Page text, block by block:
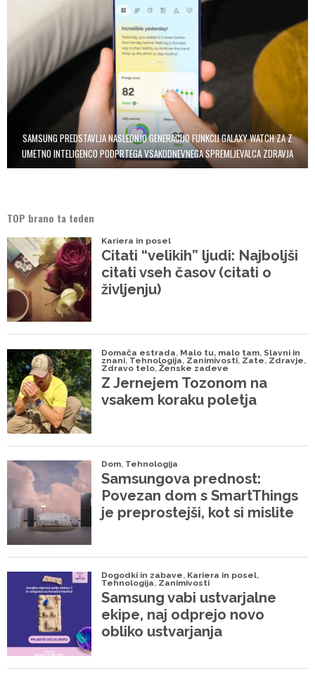
SAMSUNG PREDSTAVLJA NASLEDNJO GENERACIJO FUNKCIJ GALAXY WATCH ZA Z
UMETNO INTELIGENCO PODPRTEGA VSAKODNEVNEGA SPREMLJEVALCA ZDRAVJA
TOP brano ta teden